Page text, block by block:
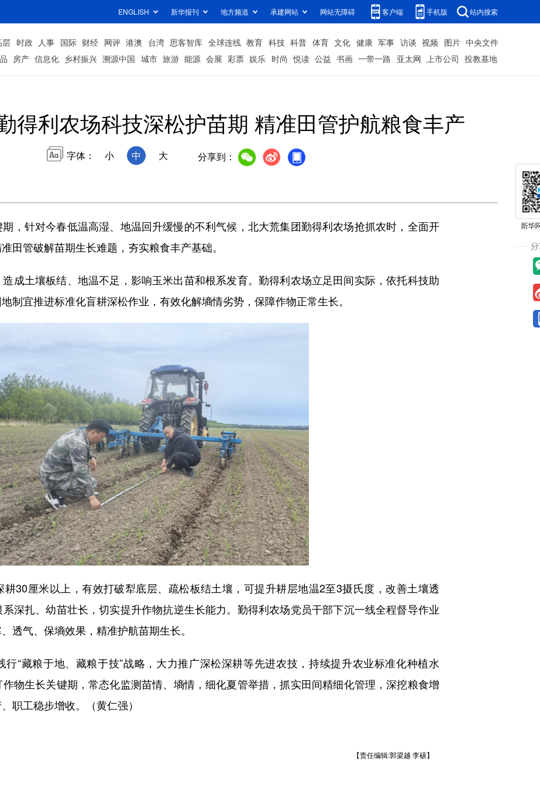
ENGLISH 新华报刊 地方频道 承建网站 网站无障碍 客户端 手机版 站内搜索
层 时政 人事 国际 财经 网评 港澳 台湾 思客智库 全球连线 教育 科技 科普 体育 文化 健康 军事 访谈 视频 图片 中央文件
房产 信息化 乡村振兴 溯源中国 城市 旅游 能源 会展 彩票 娱乐 时尚 悦读 公益 书画 一带一路 亚太网 上市公司 投教基地
得利农场科技深松护苗期 精准田管护航粮食丰产
字体： 小 中 大 分享到：
针对今春低温高湿、地温回升缓慢的不利气候，北大荒集团勤得利农场抢抓农时，全面开
田管破解苗期生长难题，夯实粮食丰产基础。
土壤板结、地温不足，影响玉米出苗和根系发育。勤得利农场立足田间实际，依托科技助
制宜推进标准化盲耕深松作业，有效化解墒情劣势，保障作物正常生长。
厘米以上，有效打破犁底层、疏松板结土壤，可提升耕层地温2至3摄氏度，改善土壤透
深扎、幼苗壮长，切实提升作物抗逆生长能力。勤得利农场党员干部下沉一线全程督导作业
透气、保墒效果，精准护航苗期生长。
藏粮于地、藏粮于技”战略，大力推广深松深耕等先进农技，持续提升农业标准化种植水
物生长关键期，常态化监测苗情、墒情，细化夏管举措，抓实田间精细化管理，深挖粮食增
职工稳步增收。（黄仁强）
【责任编辑:郭梁越 李硕】